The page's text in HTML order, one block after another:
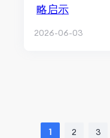
略启示
2026-06-03
1 2 3